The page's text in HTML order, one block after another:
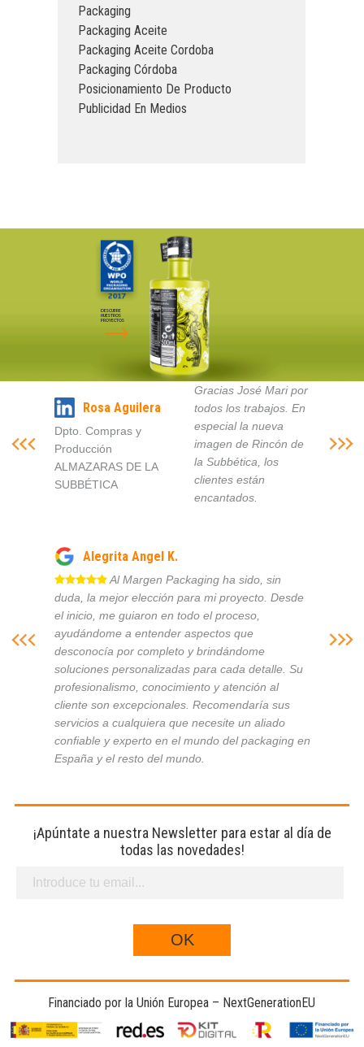
Packaging
Packaging Aceite
Packaging Aceite Cordoba
Packaging Córdoba
Posicionamiento De Producto
Publicidad En Medios
DESCUBRE
NUESTROS
PROYECTOS
Rosa Aguilera
Dpto. Compras y
Producción
ALMAZARAS DE LA
SUBBÉTICA
Gracias José Mari por
todos los trabajos. En
especial la nueva
imagen de Rincón de
la Subbética, los
clientes están
encantados.
Alegrita Angel K.
Al Margen Packaging ha sido, sin
duda, la mejor elección para mi proyecto. Desde
el inicio, me guiaron en todo el proceso,
ayudándome a entender aspectos que
desconocía por completo y brindándome
soluciones personalizadas para cada detalle. Su
profesionalismo, conocimiento y atención al
cliente son excepcionales. Recomendaría sus
servicios a cualquiera que necesite un aliado
confiable y experto en el mundo del packaging en
España y el resto del mundo.
¡Apúntate a nuestra Newsletter para estar al día de
todas las novedades!
Financiado por la Unión Europea – NextGenerationEU